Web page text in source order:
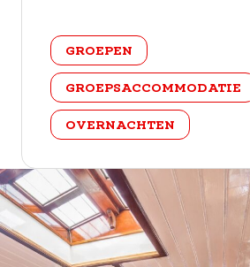
categorie
GROEPEN
GROEPSACCOMMODATIE
OVERNACHTEN